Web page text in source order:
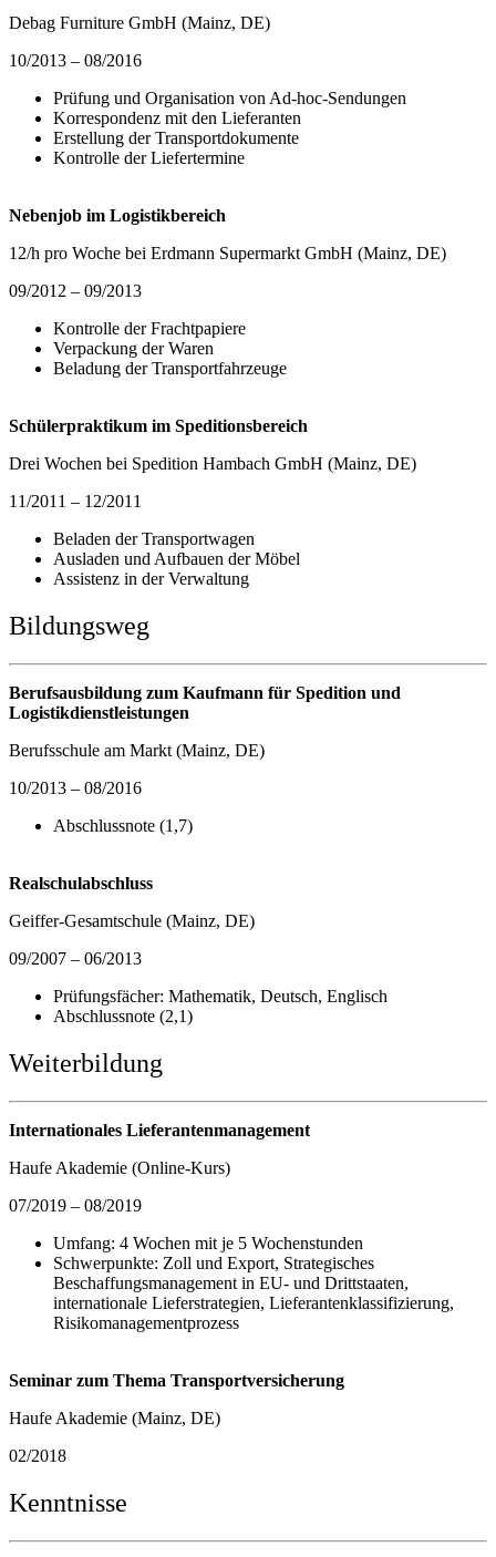
Debag Furniture GmbH (Mainz, DE)
10/2013 – 08/2016
Prüfung und Organisation von Ad-hoc-Sendungen
Korrespondenz mit den Lieferanten
Erstellung der Transportdokumente
Kontrolle der Liefertermine
Nebenjob im Logistikbereich
12/h pro Woche bei Erdmann Supermarkt GmbH (Mainz, DE)
09/2012 – 09/2013
Kontrolle der Frachtpapiere
Verpackung der Waren
Beladung der Transportfahrzeuge
Schülerpraktikum im Speditionsbereich
Drei Wochen bei Spedition Hambach GmbH (Mainz, DE)
11/2011 – 12/2011
Beladen der Transportwagen
Ausladen und Aufbauen der Möbel
Assistenz in der Verwaltung
Bildungsweg
Berufsausbildung zum Kaufmann für Spedition und
Logistikdienstleistungen
Berufsschule am Markt (Mainz, DE)
10/2013 – 08/2016
Abschlussnote (1,7)
Realschulabschluss
Geiffer-Gesamtschule (Mainz, DE)
09/2007 – 06/2013
Prüfungsfächer: Mathematik, Deutsch, Englisch
Abschlussnote (2,1)
Weiterbildung
Internationales Lieferantenmanagement
Haufe Akademie (Online-Kurs)
07/2019 – 08/2019
Umfang: 4 Wochen mit je 5 Wochenstunden
Schwerpunkte: Zoll und Export, Strategisches
Beschaffungsmanagement in EU- und Drittstaaten,
internationale Lieferstrategien, Lieferantenklassifizierung,
Risikomanagementprozess
Seminar zum Thema Transportversicherung
Haufe Akademie (Mainz, DE)
02/2018
Kenntnisse